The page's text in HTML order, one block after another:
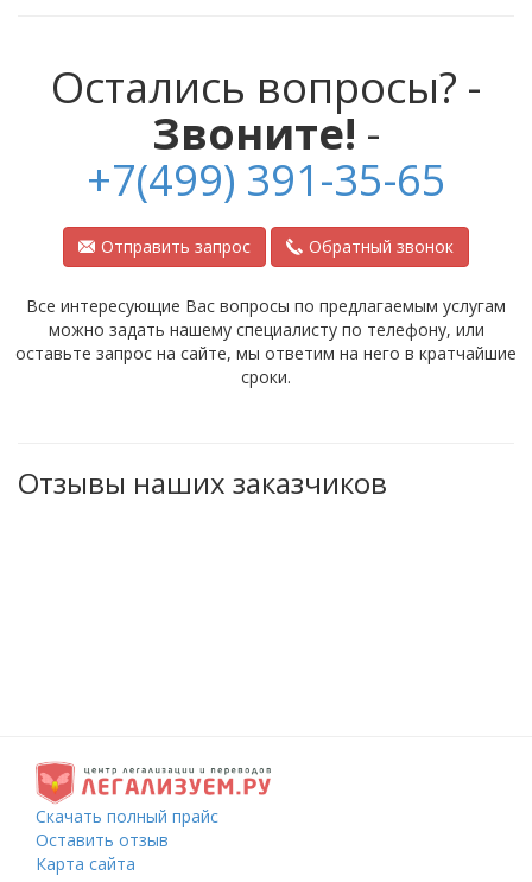
Остались вопросы? -
Звоните! -
+7(499) 391-35-65
Отправить запрос Обратный звонок
Все интересующие Вас вопросы по предлагаемым услугам
можно задать нашему специалисту по телефону, или
оставьте запрос на сайте, мы ответим на него в кратчайшие
сроки.
Отзывы наших заказчиков
Скачать полный прайс
Оставить отзыв
Карта сайта